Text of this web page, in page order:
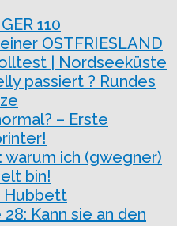
110
OSTFRIESLAND
| Nordseeküste
passiert ? Rundes
– Erste
warum ich (gwegner)
bin!
Hubbett
Kann sie an den